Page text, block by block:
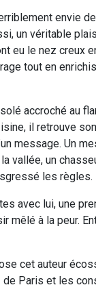
envie
un véritable
eu le nez creux
tout en
accroché au
il retrouve
message. Un
vallée, un
les règles.
avec lui, une
mêlé à la peur.
cet auteur
Paris et les